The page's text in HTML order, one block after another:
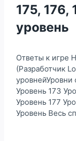
175, 176,
уровень
Ответы к игре
(Разработчик
уровнейУровни
Уровень 173
Уровень 177
Уровень Весь